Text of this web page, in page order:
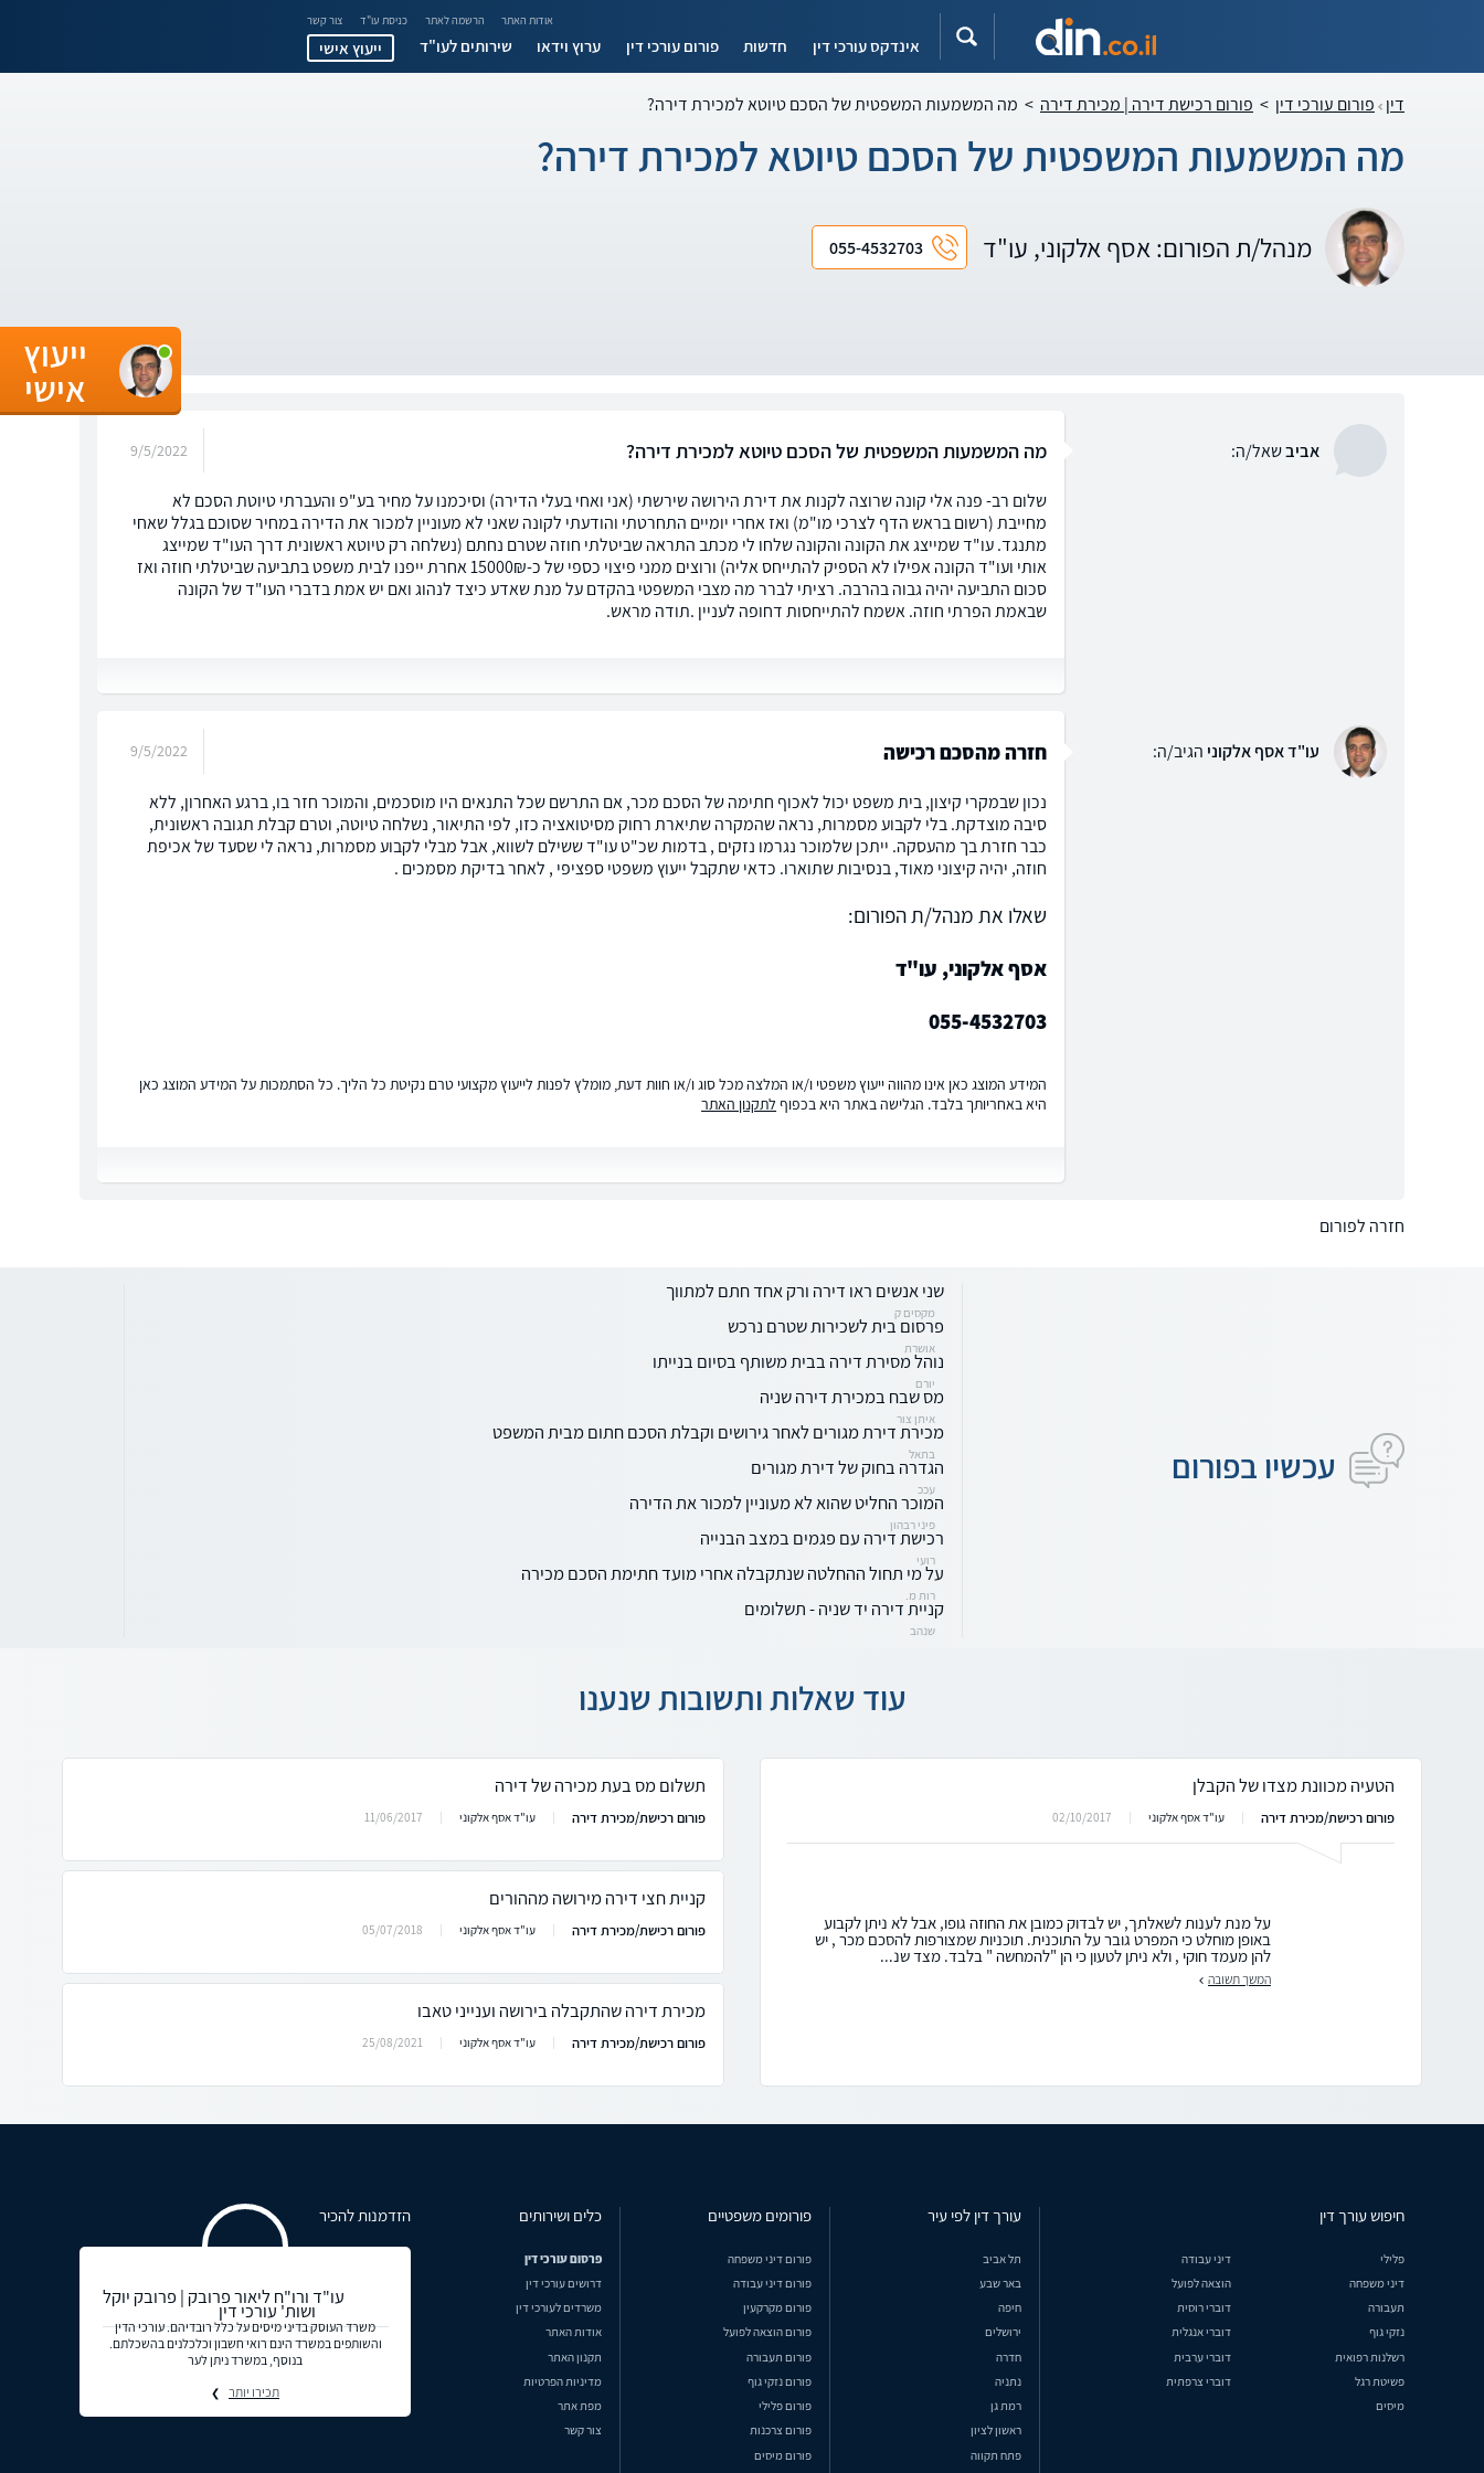
אודות האתר הרשמה לאתר כניסת עו"ד צור קשר
אינדקס עורכי דין חדשות פורום עורכי דין ערוץ וידאו שירותים לעו"ד ייעוץ אישי
דין פורום עורכי דין > פורום רכישת דירה | מכירת דירה > מה המשמעות המשפטית של הסכם טיוטא למכירת דירה?
מה המשמעות המשפטית של הסכם טיוטא למכירת דירה?
מנהל/ת הפורום: אסף אלקוני, עו"ד 055-4532703
אביבשאל/ה: מה המשמעות המשפטית של הסכם טיוטא למכירת דירה? 9/5/2022
שלום רב- פנה אלי קונה שרוצה לקנות את דירת הירושה שירשתי (אני ואחי בעלי הדירה) וסיכמנו על מחיר בע"פ והעברתי טיוטת הסכם לא
מחייבת (רשום בראש הדף לצרכי מו"מ) ואז אחרי יומיים התחרטתי והודעתי לקונה שאני לא מעוניין למכור את הדירה במחיר שסוכם בגלל שאחי
מתנגד. עו"ד שמייצג את הקונה והקונה שלחו לי מכתב התראה שביטלתי חוזה שטרם נחתם (נשלחה רק טיוטא ראשונית דרך העו"ד שמייצג
אותי ועו"ד הקונה אפילו לא הספיק להתייחס אליה) ורוצים ממני פיצוי כספי של כ-15000₪ אחרת ייפנו לבית משפט בתביעה שביטלתי חוזה ואז
סכום התביעה יהיה גבוה בהרבה. רציתי לברר מה מצבי המשפטי בהקדם על מנת שאדע כיצד לנהוג ואם יש אמת בדברי העו"ד של הקונה
שבאמת הפרתי חוזה. אשמח להתייחסות דחופה לעניין .תודה מראש.
עו"ד אסף אלקוני הגיב/ה: חזרה מהסכם רכישה 9/5/2022
נכון שבמקרי קיצון, בית משפט יכול לאכוף חתימה של הסכם מכר, אם התרשם שכל התנאים היו מוסכמים, והמוכר חזר בו, ברגע האחרון, ללא
סיבה מוצדקת. בלי לקבוע מסמרות, נראה שהמקרה שתיארת רחוק מסיטואציה כזו, לפי התיאור, נשלחה טיוטה, וטרם קבלת תגובה ראשונית,
כבר חזרת בך מהעסקה. ייתכן שלמוכר נגרמו נזקים , בדמות שכ"ט עו"ד ששילם לשווא, אבל מבלי לקבוע מסמרות, נראה לי שסעד של אכיפת
חוזה, יהיה קיצוני מאוד, בנסיבות שתוארו. כדאי שתקבל ייעוץ משפטי ספציפי , לאחר בדיקת מסמכים .
שאלו את מנהל/ת הפורום:
אסף אלקוני, עו"ד
055-4532703
המידע המוצג כאן אינו מהווה ייעוץ משפטי ו/או המלצה מכל סוג ו/או חוות דעת, מומלץ לפנות לייעוץ מקצועי טרם נקיטת כל הליך. כל הסתמכות על המידע המוצג כאן
היא באחריותך בלבד. הגלישה באתר היא בכפוף לתקנון האתר
חזרה לפורום
עכשיו בפורום
שני אנשים ראו דירה ורק אחד חתם למתווך
מקסים ק
פרסום בית לשכירות שטרם נרכש
אושרת
נוהל מסירת דירה בבית משותף בסיום בנייתו
יורם
מס שבח במכירת דירה שניה
איתן צור
מכירת דירת מגורים לאחר גירושים וקבלת הסכם חתום מבית המשפט
בתאל
הגדרה בחוק של דירת מגורים
עככ
המוכר החליט שהוא לא מעוניין למכור את הדירה
פיני רבהון
רכישת דירה עם פגמים במצב הבנייה
רועי
על מי תחול ההחלטה שנתקבלה אחרי מועד חתימת הסכם מכירה
רות מ.
קניית דירה יד שניה - תשלומים
שנהב
עוד שאלות ותשובות שנענו
הטעיה מכוונת מצדו של הקבלן
פורום רכישת/מכירת דירה עו"ד אסף אלקוני 02/10/2017
על מנת לענות לשאלתך, יש לבדוק כמובן את החוזה גופו, אבל לא ניתן לקבוע
באופן מוחלט כי המפרט גובר על התוכנית. תוכניות שמצורפות להסכם מכר , יש
להן מעמד חוקי , ולא ניתן לטעון כי הן "להמחשה " בלבד. מצד שנ...
המשך תשובה
תשלום מס בעת מכירה של דירה
פורום רכישת/מכירת דירה עו"ד אסף אלקוני 11/06/2017
קניית חצי דירה מירושה מההורים
פורום רכישת/מכירת דירה עו"ד אסף אלקוני 05/07/2018
מכירת דירה שהתקבלה בירושה וענייני טאבו
פורום רכישת/מכירת דירה עו"ד אסף אלקוני 25/08/2021
ייעוץ
אישי
חיפוש עורך דין
פלילי
דיני עבודה
דיני משפחה
הוצאה לפועל
תעבורה
דוברי רוסית
נזקי גוף
דוברי אנגלית
רשלנות רפואית
דוברי ערבית
פשיטת רגל
דוברי צרפתית
מיסים
עורך דין לפי עיר
תל אביב
באר שבע
חיפה
ירושלים
חדרה
נתניה
רמת גן
ראשון לציון
פתח תקווה
פורומים משפטיים
פורום דיני משפחה
פורום דיני עבודה
פורום מקרקעין
פורום הוצאה לפועל
פורום תעבורה
פורום נזקי גוף
פורום פלילי
פורום צרכנות
פורום מיסים
כלים ושירותים
פרסום עורכי דין
דרושים עורכי דין
משרדים לעורכי דין
אודות האתר
תקנון האתר
מדיניות הפרטיות
מפת אתר
צור קשר
הזדמנות להכיר
עו"ד ורו"ח ליאור פרובק | פרובק יוקל
ושות' עורכי דין
משרד העוסק בדיני מיסים על כלל רובדיהם. עורכי הדין
והשותפים במשרד הינם רואי חשבון וכלכלנים בהשכלתם.
בנוסף, במשרד ניתן לער
תכירו יותר